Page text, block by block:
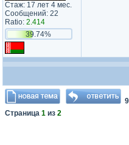
Стаж: 17 лет 4 мес.
Сообщений: 22
Ratio: 2.414
39.74%
Страница 1 из 2